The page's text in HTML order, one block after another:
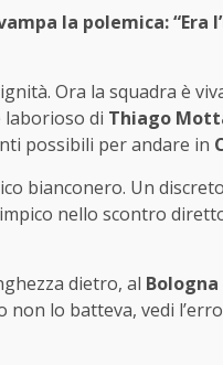
la polemica: “Era
Ora la squadra è
laborioso di Thiago
possibili per andare in
bianconero. Un
nello scontro
dietro, al Bologna
non lo batteva, vedi